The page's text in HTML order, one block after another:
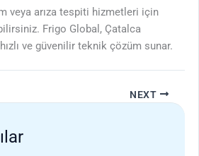
veya arıza tespiti hizmetleri için
Frigo Global, Çatalca
ve güvenilir teknik çözüm sunar.
NEXT